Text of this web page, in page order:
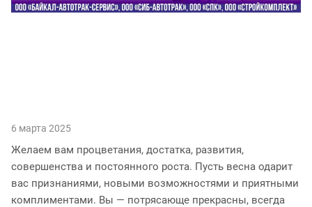
6 марта 2025
Желаем вам процветания, достатка, развития,
совершенства и постоянного роста. Пусть весна одарит
вас признаниями, новыми возможностями и приятными
комплиментами. Вы — потрясающе прекрасны, всегда